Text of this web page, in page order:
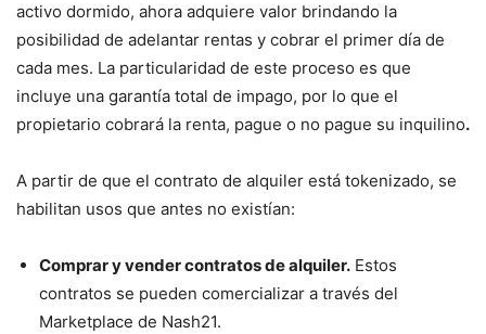
activo dormido, ahora adquiere valor brindando la
posibilidad de adelantar rentas y cobrar el primer día de
cada mes. La particularidad de este proceso es que
incluye una garantía total de impago, por lo que el
propietario cobrará la renta, pague o no pague su inquilino.
A partir de que el contrato de alquiler está tokenizado, se
habilitan usos que antes no existían:
Comprar y vender contratos de alquiler. Estos
contratos se pueden comercializar a través del
Marketplace de Nash21.